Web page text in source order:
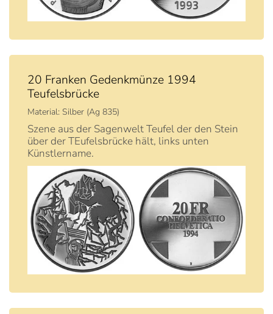
20 Franken Gedenkmünze 1994
Teufelsbrücke
Material: Silber (Ag 835)
Szene aus der Sagenwelt Teufel der den Stein
über der TEufelsbrücke hält, links unten
Künstlername.